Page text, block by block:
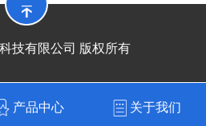
技有限公司 版权所有
产品中心 关于我们